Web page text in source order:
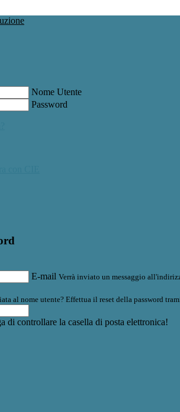
Nome Utente
Password
E-mail Verrà inviato un messaggio
al nome utente? Effettua il reset della password
di controllare la casella di posta elettronica!